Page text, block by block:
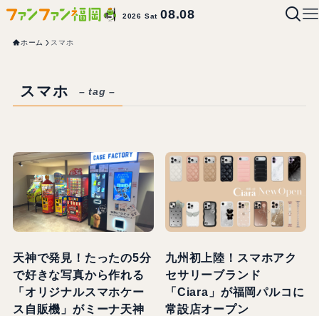
2026 Sat08.08
ホーム スマホ
スマホ – tag –
天神で発見！たったの5分
で好きな写真から作れる
「オリジナルスマホケー
ス自販機」がミーナ天神
九州初上陸！スマホアク
セサリーブランド
「Ciara」が福岡パルコに
常設店オープン